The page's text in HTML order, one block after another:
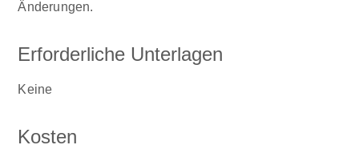
Änderungen.
Erforderliche Unterlagen
Keine
Kosten